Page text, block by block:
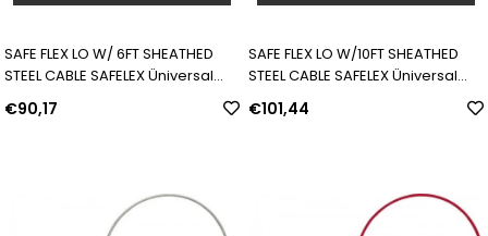
SAFE FLEX LO W/ 6FT SHEATHED
STEEL CABLE SAFELEX Üniversal
Kablo Kilitleme Cihazı - 2 m Kaplı
Çelik Kablo | Model: 145553 | SKU:
€90,17
SAFE FLEX LO W/10FT SHEATHED
STEEL CABLE SAFELEX Üniversal
Kablo Kilitleme Cihazı - 3 m Kaplı
Çelik Kablo | Model: 145552 | SKU:
€101,44